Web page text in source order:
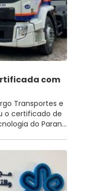
com
Transportes e
o certificado de
do Paran...